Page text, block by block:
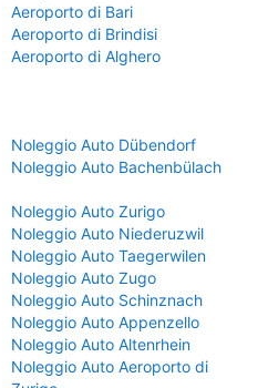
Aeroporto di Bari
Aeroporto di Brindisi
Aeroporto di Alghero
Noleggio Auto Dübendorf
Noleggio Auto Bachenbülach
Noleggio Auto Zurigo
Noleggio Auto Niederuzwil
Noleggio Auto Taegerwilen
Noleggio Auto Zugo
Noleggio Auto Schinznach
Noleggio Auto Appenzello
Noleggio Auto Altenrhein
Noleggio Auto Aeroporto di